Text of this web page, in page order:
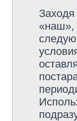
«наш»,